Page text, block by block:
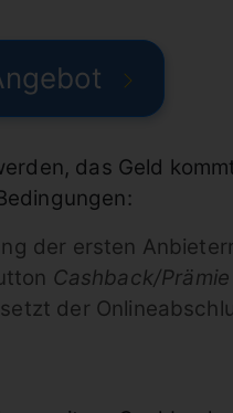
das Geld
der ersten
Cashback/Prämie
der